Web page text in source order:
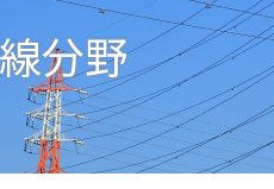
分野